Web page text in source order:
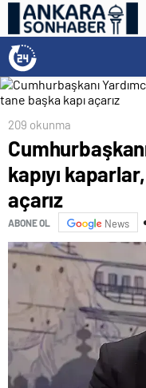
209 okunma
kapıyı
açarız
ABONE OL News